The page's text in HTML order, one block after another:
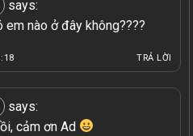
says:
em nào ở đây không????
TRẢ LỜI
says:
cảm ơn Ad